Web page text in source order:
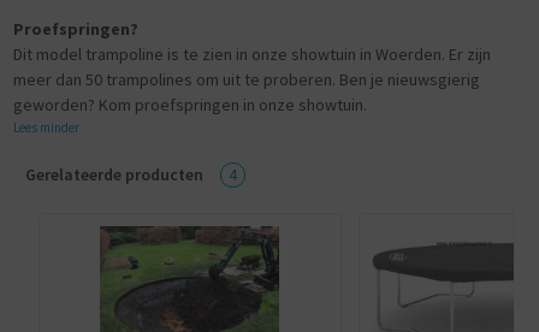
Proefspringen?
Dit model trampoline is te zien in onze showtuin in Woerden. Er zijn
meer dan 50 trampolines om uit te proberen. Ben je nieuwsgierig
geworden? Kom proefspringen in onze showtuin.
Lees minder
Gerelateerde producten 4